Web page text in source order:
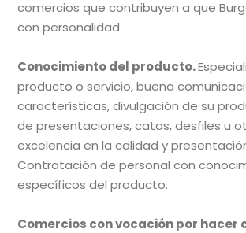
comercios que contribuyen a que
con personalidad.
Conocimiento del producto.
producto o servicio, buena
características, divulgación de su
de presentaciones, catas, desfiles u
excelencia en la calidad y
Contratación de personal con
específicos del producto.
Comercios con vocación por hacer